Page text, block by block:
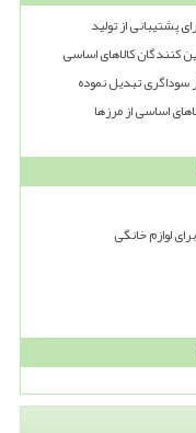
پشتیبانی از تولید
سوداگری تبدیل نموده
لوازم خانگی